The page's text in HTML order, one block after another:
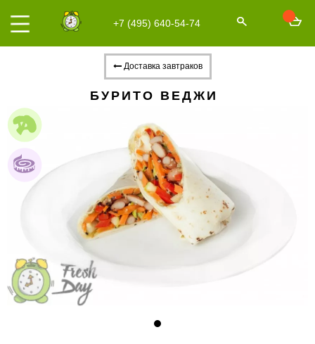
+7 (495) 640-54-74
Доставка завтраков
БУРИТО ВЕДЖИ